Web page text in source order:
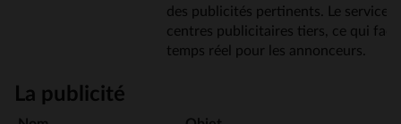
des publicités pertinents. Le service
centres publicitaires tiers, ce qui
temps réel pour les annonceurs.
La publicité